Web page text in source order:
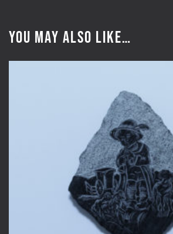
You may also like…